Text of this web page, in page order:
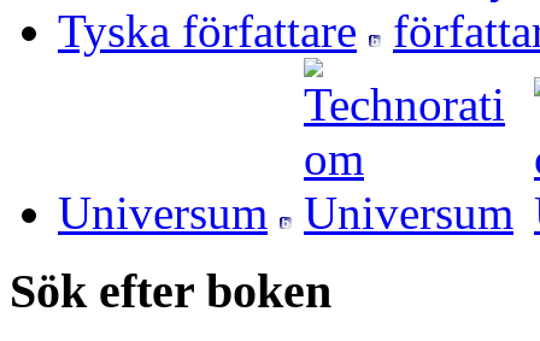
Tyska författare
Universum
Sök efter boken